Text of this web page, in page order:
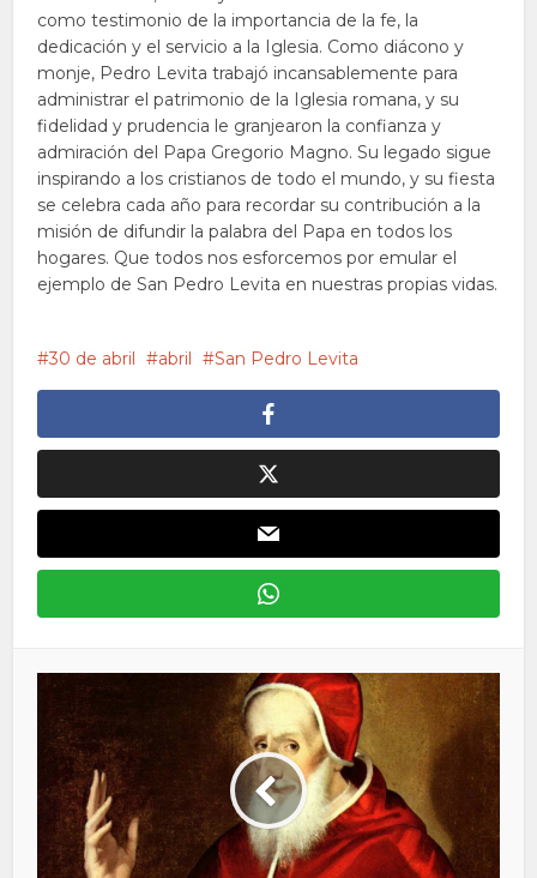
como testimonio de la importancia de la fe, la
dedicación y el servicio a la Iglesia. Como diácono y
monje, Pedro Levita trabajó incansablemente para
administrar el patrimonio de la Iglesia romana, y su
fidelidad y prudencia le granjearon la confianza y
admiración del Papa Gregorio Magno. Su legado sigue
inspirando a los cristianos de todo el mundo, y su fiesta
se celebra cada año para recordar su contribución a la
misión de difundir la palabra del Papa en todos los
hogares. Que todos nos esforcemos por emular el
ejemplo de San Pedro Levita en nuestras propias vidas.
30 de abril abril San Pedro Levita